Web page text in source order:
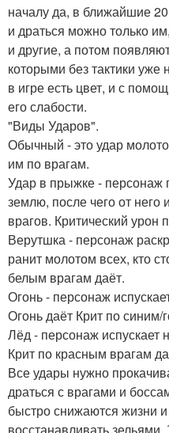
началу да, в ближайшие
и драться можно только
и другие, а потом
которыми без тактики уже
в игре есть цвет, и с
его слабости.
"Виды Ударов".
Обычный - это удар
им по врагам.
Удар в прыжке - персонаж
землю, после чего от него
врагов. Критический урон
Верутшка - персонаж
ранит молотом всех, кто
белым врагам даёт.
Огонь - персонаж
Огонь даёт Крит по синим/
Лёд - персонаж
Крит по красным врагам
Все удары нужно
драться с врагами и
быстро снижаются жизни